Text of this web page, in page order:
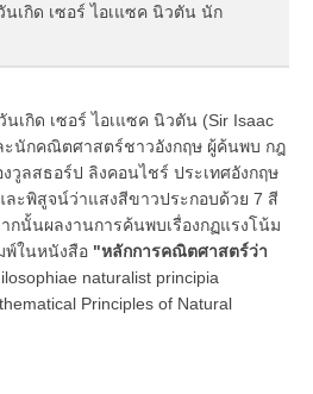
นเกิด เซอร์ ไอเแซค นิวตัน นัก
วันเกิด เซอร์ ไอเแซค นิวตัน (Sir Isaac
ะนักคณิตศาสตร์ชาวอังกฤษ ผู้ค้นพบ กฎ
วูลสธอร์ป ลิงคอนไชร์ ประเทศอังกฤษ
ะพิสูจน์ว่าแสงสีขาวประกอบด้วย 7 สี
กนั้นผลงานการค้นพบเรื่องกฏแรงโน้ม
พ์ในหนังสือ "หลักการคณิตศาสตร์ว่า
naturalist principia
Principles of Natural